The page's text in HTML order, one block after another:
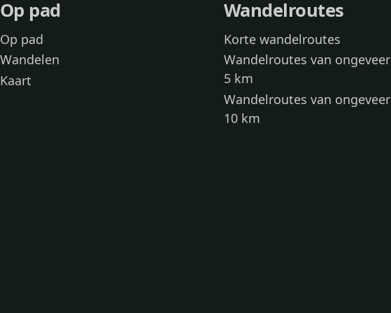
Op pad
Op pad
Wandelen
Kaart
Wandelroutes
Korte wandelroutes
Wandelroutes van ongeveer
5 km
Wandelroutes van ongeveer
10 km